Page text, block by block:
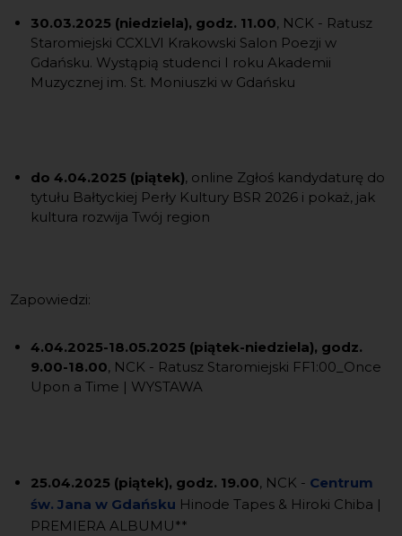
30.03.2025 (niedziela), godz. 11.00, NCK - Ratusz
Staromiejski CCXLVI Krakowski Salon Poezji w
Gdańsku. Wystąpią studenci I roku Akademii
Muzycznej im. St. Moniuszki w Gdańsku
do 4.04.2025 (piątek), online Zgłoś kandydaturę do
tytułu Bałtyckiej Perły Kultury BSR 2026 i pokaż, jak
kultura rozwija Twój region
Zapowiedzi:
4.04.2025-18.05.2025 (piątek-niedziela), godz.
9.00-18.00, NCK - Ratusz Staromiejski FF1:00_Once
Upon a Time | WYSTAWA
25.04.2025 (piątek), godz. 19.00, NCK - Centrum
św. Jana w Gdańsku Hinode Tapes & Hiroki Chiba |
PREMIERA ALBUMU**